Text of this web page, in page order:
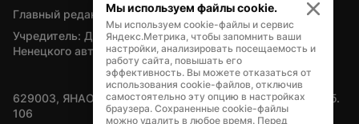
Главный редактор — А.Л. Поздеев
Учредитель: Департамент внутренней политики Ямало-
Ненецкого автономного округа
629003, ЯНАО, Салехард, мкр. Богдана Кнунянца, д.1, каб.
106
Мы используем файлы cookie.
Мы используем cookie-файлы и сервис
Яндекс.Метрика, чтобы запомнить ваши
настройки, анализировать посещаемость и
работу сайта, повышать его
эффективность. Вы можете отказаться от
использования cookie-файлов, отключив
самостоятельно эту опцию в настройках
браузера. Сохраненные cookie-файлы
можно удалить в любое время. Перед